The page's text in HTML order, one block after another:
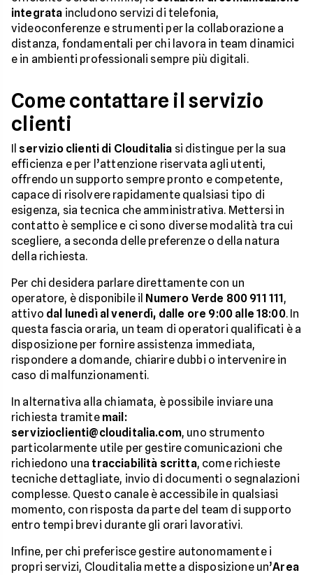
integrata includono servizi di telefonia,
videoconferenze e strumenti per la collaborazione a
distanza, fondamentali per chi lavora in team dinamici
e in ambienti professionali sempre più digitali.
Come contattare il servizio
clienti
Il servizio clienti di Clouditalia si distingue per la sua
efficienza e per l’attenzione riservata agli utenti,
offrendo un supporto sempre pronto e competente,
capace di risolvere rapidamente qualsiasi tipo di
esigenza, sia tecnica che amministrativa. Mettersi in
contatto è semplice e ci sono diverse modalità tra cui
scegliere, a seconda delle preferenze o della natura
della richiesta.
Per chi desidera parlare direttamente con un
operatore, è disponibile il Numero Verde 800 911 111,
attivo dal lunedì al venerdì, dalle ore 9:00 alle 18:00. In
questa fascia oraria, un team di operatori qualificati è a
disposizione per fornire assistenza immediata,
rispondere a domande, chiarire dubbi o intervenire in
caso di malfunzionamenti.
In alternativa alla chiamata, è possibile inviare una
richiesta tramite mail:
servizioclienti@clouditalia.com, uno strumento
particolarmente utile per gestire comunicazioni che
richiedono una tracciabilità scritta, come richieste
tecniche dettagliate, invio di documenti o segnalazioni
complesse. Questo canale è accessibile in qualsiasi
momento, con risposta da parte del team di supporto
entro tempi brevi durante gli orari lavorativi.
Infine, per chi preferisce gestire autonomamente i
propri servizi, Clouditalia mette a disposizione un’Area